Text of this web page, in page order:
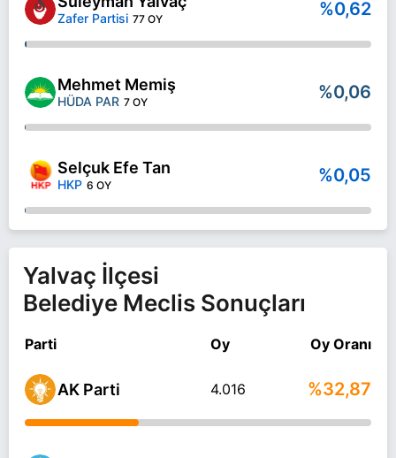
Zafer Partisi 77 OY %0,62
Mehmet Memiş
HÜDA PAR 7 OY %0,06
Selçuk Efe Tan
HKP 6 OY %0,05
Yalvaç İlçesi
Belediye Meclis Sonuçları
Parti Oy Oy Oranı
AK Parti 4.016 %32,87